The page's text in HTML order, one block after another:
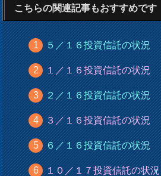
こちらの関連記事もおすすめです
５／１６投資信託の状況
１／１６投資信託の状況
２／１６投資信託の状況
３／１６投資信託の状況
６／１６投資信託の状況
１０／１７投資信託の状況